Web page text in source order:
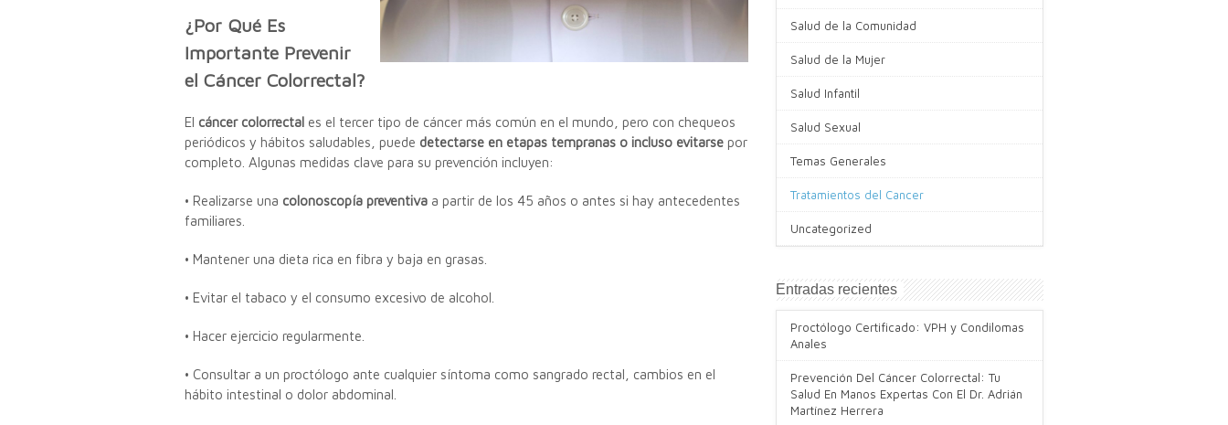
¿Por Qué Es
Importante Prevenir
el Cáncer Colorrectal?
El cáncer colorrectal es el tercer tipo de cáncer más común en el mundo, pero con chequeos
periódicos y hábitos saludables, puede detectarse en etapas tempranas o incluso evitarse por
completo. Algunas medidas clave para su prevención incluyen:
• Realizarse una colonoscopía preventiva a partir de los 45 años o antes si hay antecedentes
familiares.
• Mantener una dieta rica en fibra y baja en grasas.
• Evitar el tabaco y el consumo excesivo de alcohol.
• Hacer ejercicio regularmente.
• Consultar a un proctólogo ante cualquier síntoma como sangrado rectal, cambios en el
hábito intestinal o dolor abdominal.
Salud de la Comunidad
Salud de la Mujer
Salud Infantil
Salud Sexual
Temas Generales
Tratamientos del Cancer
Uncategorized
Entradas recientes
Proctólogo Certificado: VPH y Condilomas
Anales
Prevención Del Cáncer Colorrectal: Tu
Salud En Manos Expertas Con El Dr. Adrián
Martínez Herrera